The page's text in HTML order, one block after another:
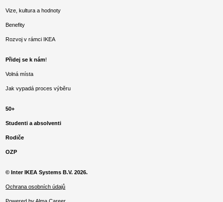
© Inter IKEA Systems B.V. 2026.
Ochrana osobních údajů
Vize, kultura a hodnoty
Benefity
Rozvoj v rámci IKEA
Přidej se k nám!
Volná místa
Jak vypadá proces výběru
50+
Studenti a absolventi
Rodiče
OZP